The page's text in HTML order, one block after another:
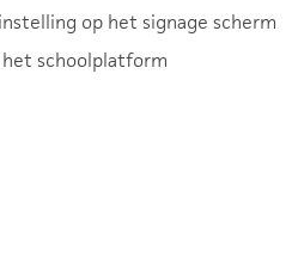
op het signage scherm
het schoolplatform